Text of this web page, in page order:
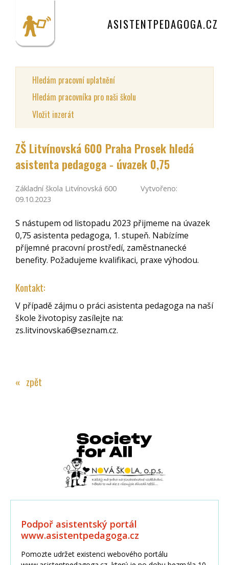
ASISTENTPEDAGOGA.CZ
Hledám pracovní uplatnění
Hledám pracovníka pro naši školu
Vložit inzerát
ZŠ Litvínovská 600 Praha Prosek hledá
asistenta pedagoga - úvazek 0,75
Základní škola Litvínovská 600
Vytvořeno:
09.10.2023
S nástupem od listopadu 2023 přijmeme na úvazek
0,75 asistenta pedagoga, 1. stupeň. Nabízíme
příjemné pracovní prostředí, zaměstnanecké
benefity. Požadujeme kvalifikaci, praxe výhodou.
Kontakt:
V případě zájmu o práci asistenta pedagoga na naší
škole životopisy zasílejte na:
zs.litvinovska6@seznam.cz.
« zpět